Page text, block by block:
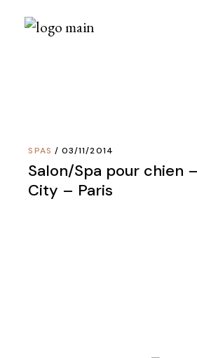
SPAS 03/11/2014
Salon/Spa pour chien
City – Paris